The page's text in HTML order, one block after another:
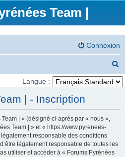
Team |
Connexion
e
h
Langue :
| - Inscription
| » (désigné ci-après par « nous »,
Team | » et « https://www.pyrenees-
responsable des conditions
légalement responsable de toutes les
utiliser et accéder à « Forums Pyrénées